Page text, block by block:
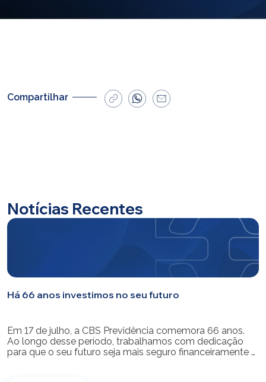
Compartilhar
Notícias Recentes
Há 66 anos investimos no seu futuro
Em 17 de julho, a CBS Previdência comemora 66 anos.
Ao longo desse período, trabalhamos com dedicação
para que o seu futuro seja mais seguro financeiramente e